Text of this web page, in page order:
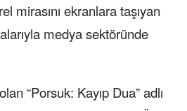
mirasını ekranlara taşıyan
medya sektöründe
“Porsuk: Kayıp Dua” adlı